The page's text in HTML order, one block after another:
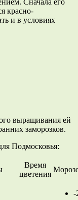
Сначала его
красно-
и в условиях
выращивания ей
заморозков.
Подмосковья:
Время
цветения
-